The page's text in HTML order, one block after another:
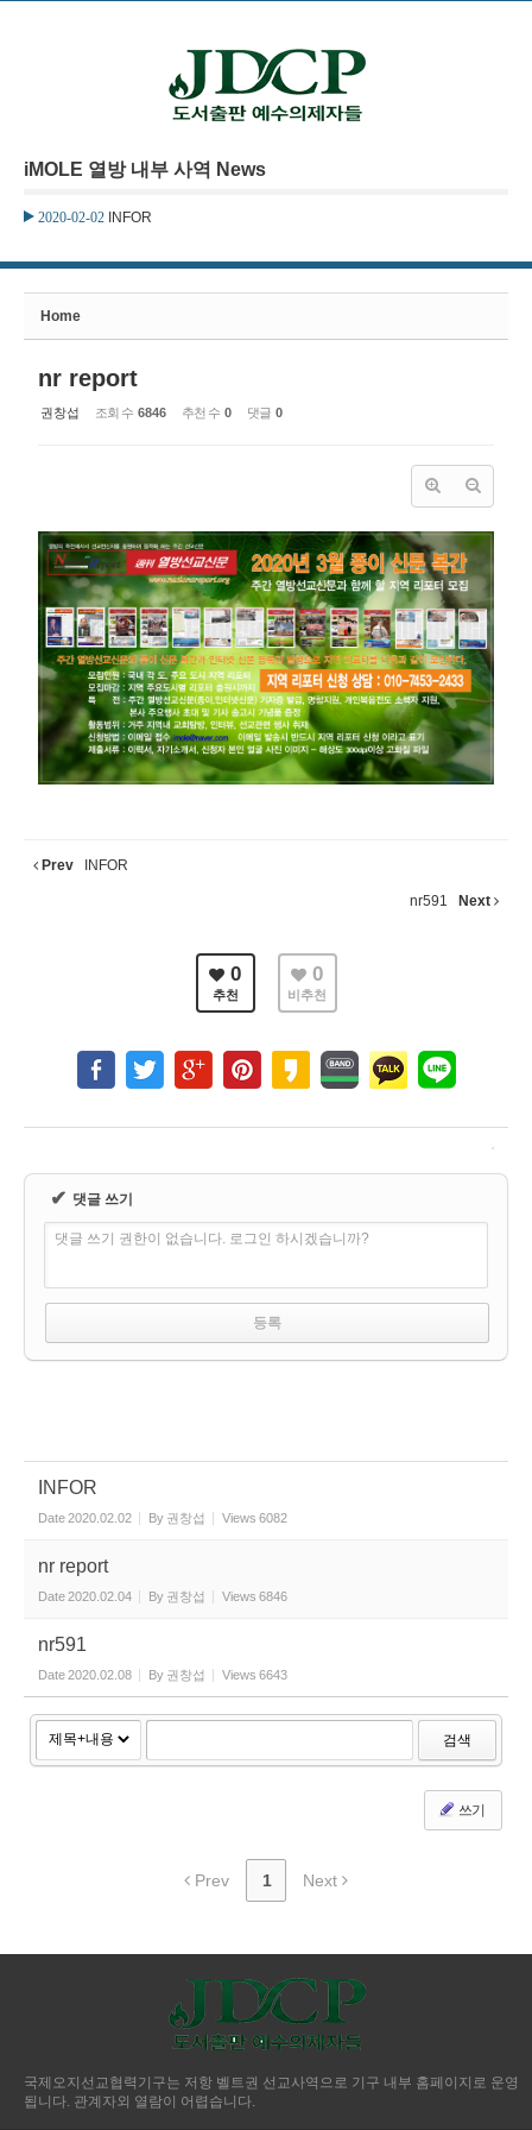
iMOLE 열방 내부 사역 News
2020-02-02 INFOR
Home
nr report
권창섭 조회 수 6846 추천 수 0 댓글 0
Prev INFOR
nr591 Next
0
추천
0
비추천
✔ 댓글 쓰기
댓글 쓰기 권한이 없습니다. 로그인 하시겠습니까?
INFOR
Date2020.02.02 By 권창섭 Views 6082
nr report
Date2020.02.04 By 권창섭 Views 6846
nr591
Date2020.02.08 By 권창섭 Views 6643
검색
쓰기
Prev 1 Next
국제오지선교협력기구는 저항 벨트권 선교사역으로 기구 내부 홈페이지로 운영
됩니다. 관계자외 열람이 어렵습니다.
Sketchbook5, 스케치북5
Sketchbook5, 스케치북5